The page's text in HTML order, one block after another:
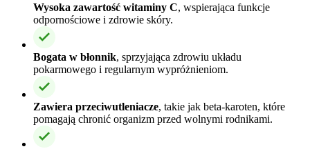
Wysoka zawartość witaminy C, wspierająca funkcje
odpornościowe i zdrowie skóry.
Bogata w błonnik, sprzyjająca zdrowiu układu
pokarmowego i regularnym wypróżnieniom.
Zawiera przeciwutleniacze, takie jak beta-karoten, które
pomagają chronić organizm przed wolnymi rodnikami.